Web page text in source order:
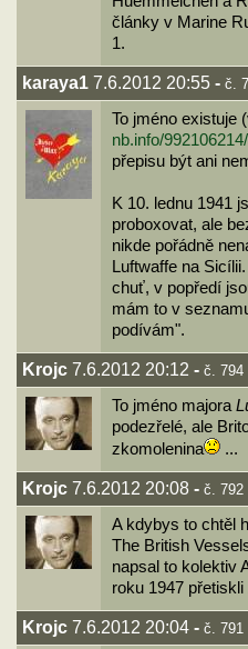
články v Marine
1.
karaya1 7.6.2012 20:55 - č.
To jméno existuje
nb.info/
přepisu být ani
K 10. lednu 1941
proboxovat, ale
nikde pořádně
Luftwaffe na
chuť, v popředí
mám to v
podívám".
Krojc 7.6.2012 20:12 - č. 794
To jméno majora
podezřelé, ale
zkomolenina
...
Krojc 7.6.2012 20:08 - č. 792
A kdybys to chtěl
The British
napsal to kolektiv
roku 1947
Krojc 7.6.2012 20:04 - č. 791